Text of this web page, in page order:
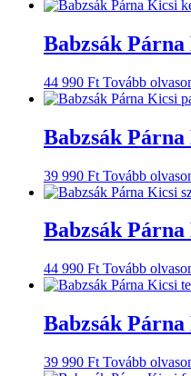
Babzsák
44 990 Ft Tovább
Babzsák
39 990 Ft Tovább
Babzsák
44 990 Ft Tovább
Babzsák
39 990 Ft Tovább